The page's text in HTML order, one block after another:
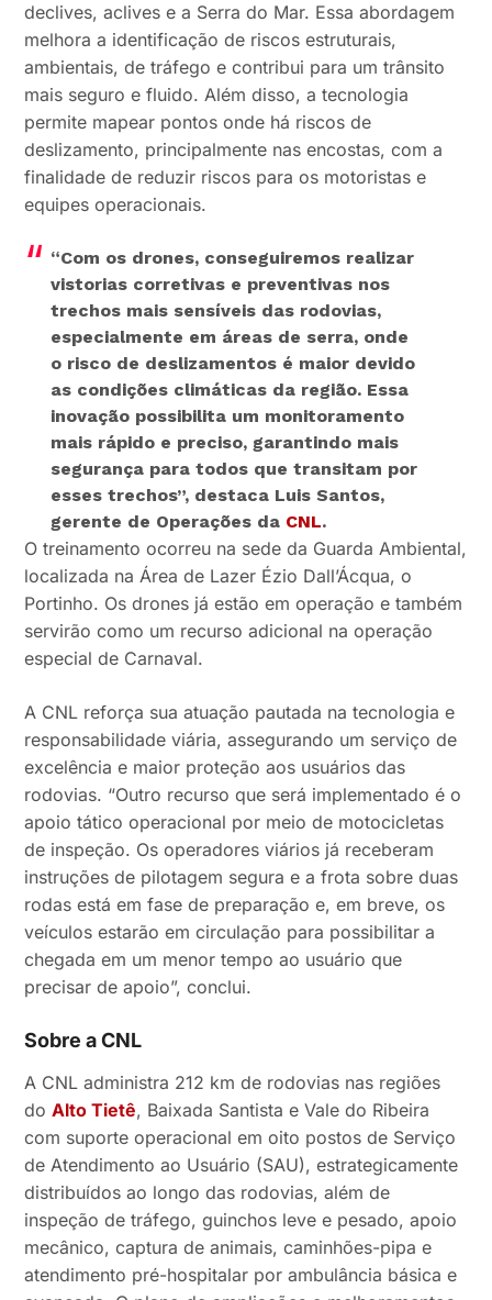
declives, aclives e a Serra do Mar. Essa abordagem
melhora a identificação de riscos estruturais,
ambientais, de tráfego e contribui para um trânsito
mais seguro e fluido. Além disso, a tecnologia
permite mapear pontos onde há riscos de
deslizamento, principalmente nas encostas, com a
finalidade de reduzir riscos para os motoristas e
equipes operacionais.
“Com os drones, conseguiremos realizar
vistorias corretivas e preventivas nos
trechos mais sensíveis das rodovias,
especialmente em áreas de serra, onde
o risco de deslizamentos é maior devido
as condições climáticas da região. Essa
inovação possibilita um monitoramento
mais rápido e preciso, garantindo mais
segurança para todos que transitam por
esses trechos”, destaca Luis Santos,
gerente de Operações da CNL.
O treinamento ocorreu na sede da Guarda Ambiental,
localizada na Área de Lazer Ézio Dall’Ácqua, o
Portinho. Os drones já estão em operação e também
servirão como um recurso adicional na operação
especial de Carnaval.
A CNL reforça sua atuação pautada na tecnologia e
responsabilidade viária, assegurando um serviço de
excelência e maior proteção aos usuários das
rodovias. “Outro recurso que será implementado é o
apoio tático operacional por meio de motocicletas
de inspeção. Os operadores viários já receberam
instruções de pilotagem segura e a frota sobre duas
rodas está em fase de preparação e, em breve, os
veículos estarão em circulação para possibilitar a
chegada em um menor tempo ao usuário que
precisar de apoio”, conclui.
Sobre a CNL
A CNL administra 212 km de rodovias nas regiões
doAlto Tietê, Baixada Santista e Vale do Ribeira
com suporte operacional em oito postos de Serviço
de Atendimento ao Usuário (SAU), estrategicamente
distribuídos ao longo das rodovias, além de
inspeção de tráfego, guinchos leve e pesado, apoio
mecânico, captura de animais, caminhões-pipa e
atendimento pré-hospitalar por ambulância básica e